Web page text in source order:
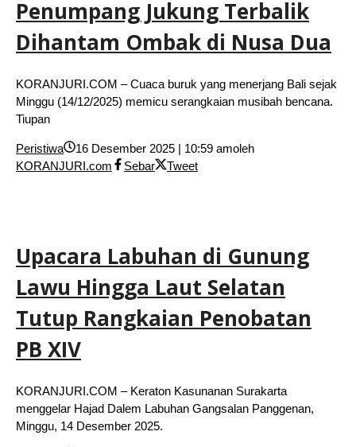
Penumpang Jukung Terbalik
Dihantam Ombak di Nusa Dua
KORANJURI.COM – Cuaca buruk yang menerjang Bali sejak
Minggu (14/12/2025) memicu serangkaian musibah bencana.
Tiupan
Peristiwa 16 Desember 2025 | 10:59 amoleh
KORANJURI.com
Sebar Tweet
Upacara Labuhan di Gunung
Lawu Hingga Laut Selatan
Tutup Rangkaian Penobatan
PB XIV
KORANJURI.COM – Keraton Kasunanan Surakarta
menggelar Hajad Dalem Labuhan Gangsalan Panggenan,
Minggu, 14 Desember 2025.